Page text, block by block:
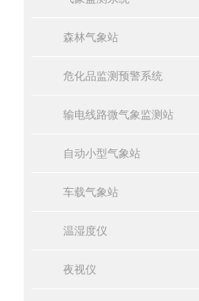
森林气象站
危化品监测预警系统
输电线路微气象监测站
自动小型气象站
车载气象站
温湿度仪
夜视仪